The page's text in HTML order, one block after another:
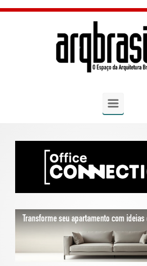
Skip to main content